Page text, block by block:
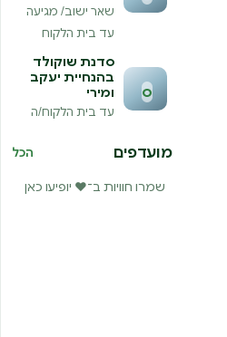
שאר ישוב/ מגיעה
עד בית הלקוח
ס
סדנת שוקולד
בהנחיית יעקב
ומירי
עד בית הלקוח/ה
מועדפים הכל
שמרו חוויות ב־❤️ יופיעו כאן